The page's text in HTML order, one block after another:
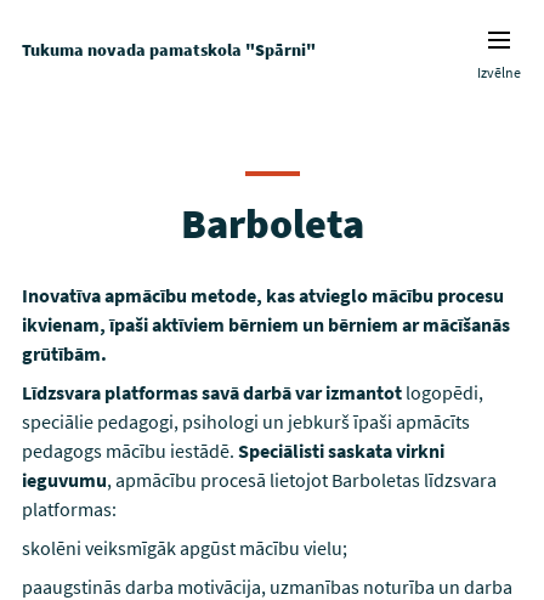
Tukuma novada pamatskola "Spārni"
Izvēlne
Barboleta
Inovatīva apmācību metode, kas atvieglo mācību procesu
ikvienam, īpaši aktīviem bērniem un bērniem ar mācīšanās
grūtībām.
Līdzsvara platformas savā darbā var izmantot logopēdi,
speciālie pedagogi, psihologi un jebkurš īpaši apmācīts
pedagogs mācību iestādē. Speciālisti saskata virkni
ieguvumu, apmācību procesā lietojot Barboletas līdzsvara
platformas:
skolēni veiksmīgāk apgūst mācību vielu;
paaugstinās darba motivācija, uzmanības noturība un darba